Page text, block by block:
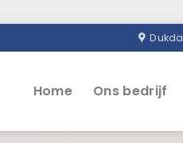
Home Ons bedrijf